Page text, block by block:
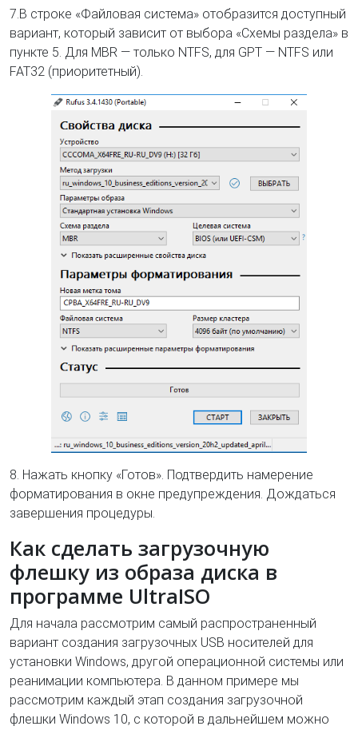
7.В строке «Файловая система» отобразится доступный
вариант, который зависит от выбора «Схемы раздела» в
пункте 5. Для MBR — только NTFS, для GPT — NTFS или
FAT32 (приоритетный).
8. Нажать кнопку «Готов». Подтвердить намерение
форматирования в окне предупреждения. Дождаться
завершения процедуры.
Как сделать загрузочную
флешку из образа диска в
программе UltraISO
Для начала рассмотрим самый распространенный
вариант создания загрузочных USB носителей для
установки Windows, другой операционной системы или
реанимации компьютера. В данном примере мы
рассмотрим каждый этап создания загрузочной
флешки Windows 10, с которой в дальнейшем можно